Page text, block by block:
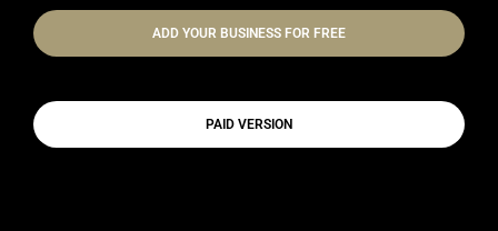
PAID VERSION